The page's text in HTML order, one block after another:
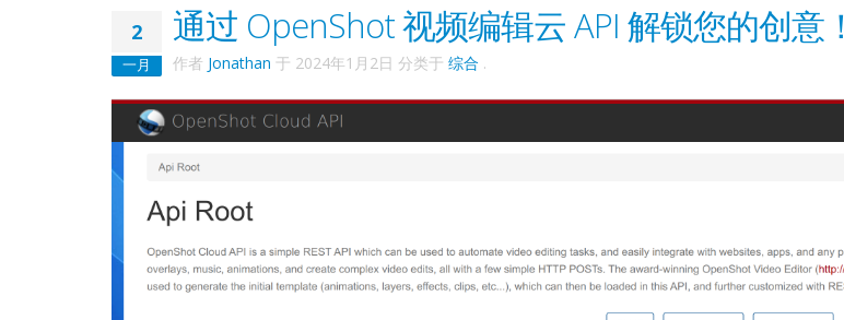
2
一月
通过 OpenShot 视频编辑云 API 解锁您的创意！
作者 Jonathan 于 2024年1月2日 分类于 综合 .